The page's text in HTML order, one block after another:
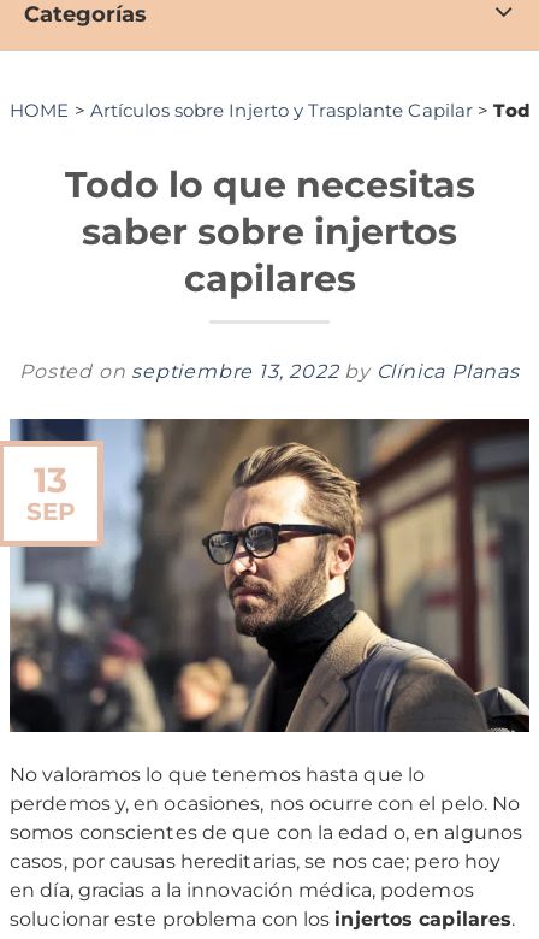
Categorías
HOME > Artículos sobre Injerto y Trasplante Capilar >
Todo lo que necesitas
saber sobre injertos
capilares
Posted on septiembre 13, 2022 by Clínica Planas
13
SEP
No valoramos lo que tenemos hasta que lo
perdemos y, en ocasiones, nos ocurre con el pelo. No
somos conscientes de que con la edad o, en algunos
casos, por causas hereditarias, se nos cae; pero hoy
en día, gracias a la innovación médica, podemos
solucionar este problema con los injertos capilares.